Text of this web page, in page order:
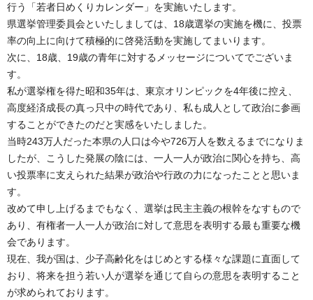
行う「若者日めくりカレンダー」を実施いたします。
県選挙管理委員会といたしましては、18歳選挙の実施を機に、投票
率の向上に向けて積極的に啓発活動を実施してまいります。
次に、18歳、19歳の青年に対するメッセージについてでございま
す。
私が選挙権を得た昭和35年は、東京オリンピックを4年後に控え、
高度経済成長の真っ只中の時代であり、私も成人として政治に参画
することができたのだと実感をいたしました。
当時243万人だった本県の人口は今や726万人を数えるまでになりま
したが、こうした発展の陰には、一人一人が政治に関心を持ち、高
い投票率に支えられた結果が政治や行政の力になったことと思いま
す。
改めて申し上げるまでもなく、選挙は民主主義の根幹をなすもので
あり、有権者一人一人が政治に対して意思を表明する最も重要な機
会であります。
現在、我が国は、少子高齢化をはじめとする様々な課題に直面して
おり、将来を担う若い人が選挙を通じて自らの意思を表明すること
が求められております。